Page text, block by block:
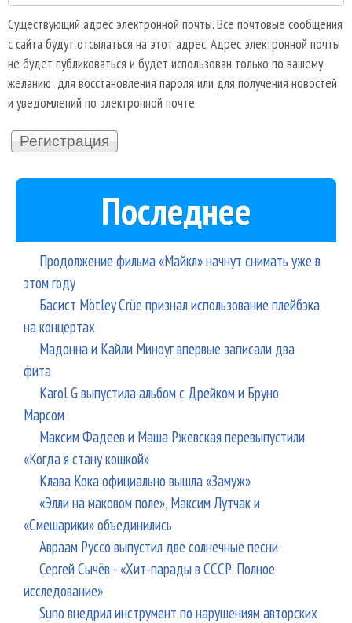
Существующий адрес электронной почты. Все почтовые сообщения
с сайта будут отсылаться на этот адрес. Адрес электронной почты
не будет публиковаться и будет использован только по вашему
желанию: для восстановления пароля или для получения новостей
и уведомлений по электронной почте.
Последнее
Продолжение фильма «Майкл» начнут снимать уже в
этом году
Басист Mötley Crüe признал использование плейбэка
на концертах
Мадонна и Кайли Миноуг впервые записали два
фита
Karol G выпустила альбом с Дрейком и Бруно
Марсом
Максим Фадеев и Маша Ржевская перевыпустили
«Когда я стану кошкой»
Клава Кока официально вышла «Замуж»
«Элли на маковом поле», Максим Лутчак и
«Смешарики» объединились
Авраам Руссо выпустил две солнечные песни
Сергей Сычёв - «Хит-парады в СССР. Полное
исследование»
Suno внедрил инструмент по нарушениям авторских